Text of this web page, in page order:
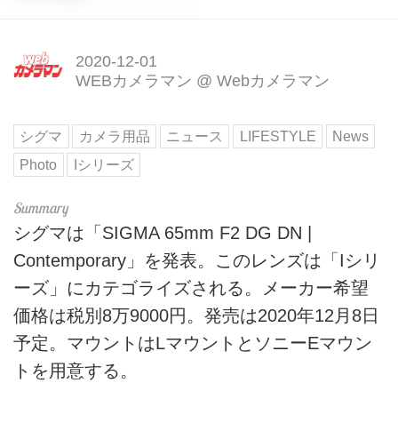
2020-12-01
WEBカメラマン @ Webカメラマン
シグマ カメラ用品 ニュース LIFESTYLE
News
Photo
Iシリーズ
シグマは「SIGMA 65mm F2 DG DN |
Contemporary」を発表。このレンズは「Iシリ
ーズ」にカテゴライズされる。メーカー希望
価格は税別8万9000円。発売は2020年12月8日
予定。マウントはLマウントとソニーEマウン
トを用意する。